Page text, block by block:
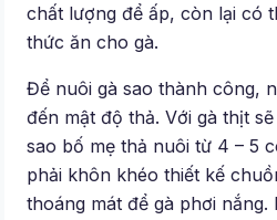
chất lượng để ấp, còn lại có
thức ăn cho gà.
Để nuôi gà sao thành công,
đến mật độ thả. Với gà thịt
sao bố mẹ thả nuôi từ 4 – 5
phải khôn khéo thiết kế
thoáng mát để gà phơi